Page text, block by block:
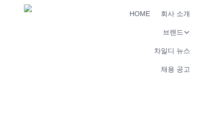
HOME 회사 소개
브랜드
차일디 뉴스
채용 공고